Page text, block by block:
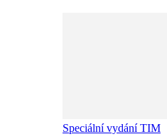
Speciální vydání TIM